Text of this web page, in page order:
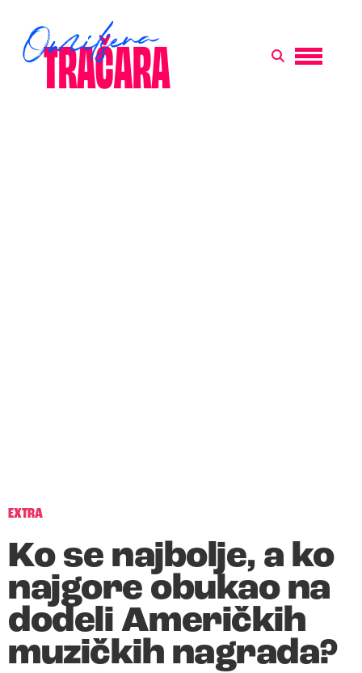
EXTRA
Ko se najbolje, a ko
najgore obukao na
dodeli Američkih
muzičkih nagrada?